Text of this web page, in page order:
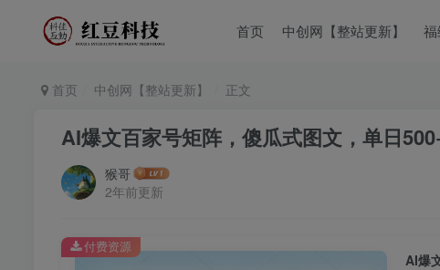
首页 中创网【整站更新】 福
首页 中创网【整站更新】 正文
AI爆文百家号矩阵，傻瓜式图文，单日
猴哥
2年前更新
AI爆
付费资源